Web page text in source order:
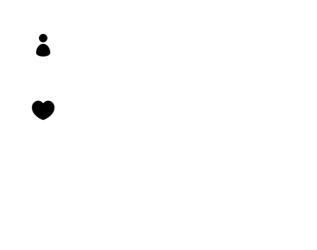

